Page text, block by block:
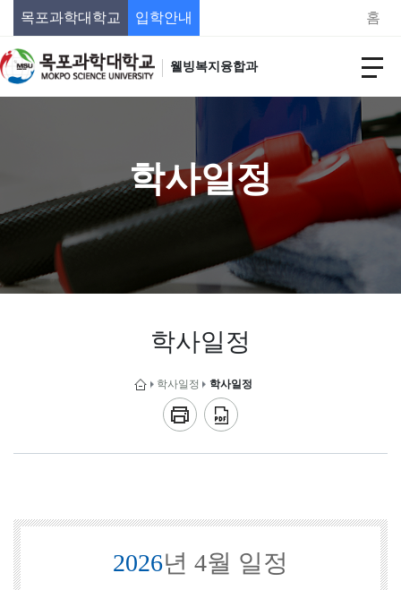
목포과학대학교 입학안내 홈
웰빙복지융합과
학사일정
학사일정
학사일정 학사일정
2026년 4월 일정